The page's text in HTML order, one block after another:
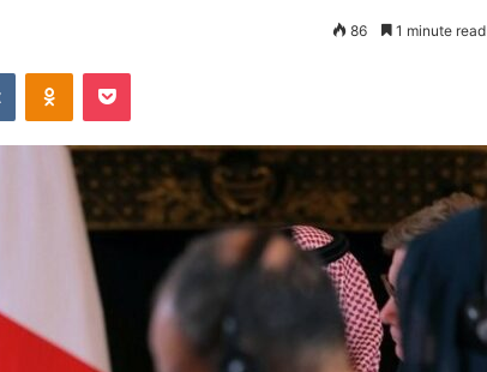
86 1 minute read
VKontakteOdnoklassniki
Pocket